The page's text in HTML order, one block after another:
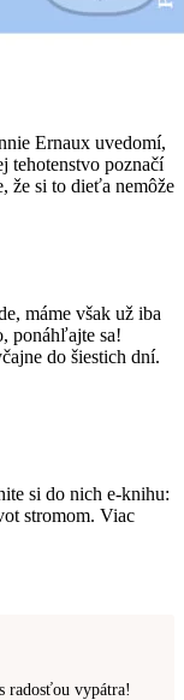
Ernaux uvedomí,
tehotenstvo poznačí
že si to dieťa nemôže
máme však už iba
ponáhľajte sa!
do šiestich dní.
si do nich e-knihu:
stromom. Viac
radosťou vypátra!